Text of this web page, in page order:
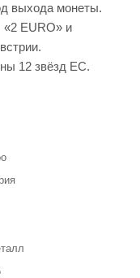
выхода монеты.
«2 EURO» и
12 звёзд ЕС.